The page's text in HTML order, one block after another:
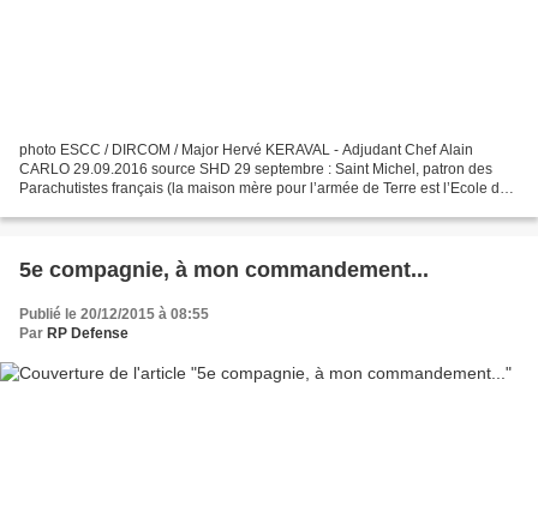
photo ESCC / DIRCOM / Major Hervé KERAVAL - Adjudant Chef Alain
CARLO 29.09.2016 source SHD 29 septembre : Saint Michel, patron des
Parachutistes français (la maison mère pour l’armée de Terre est l’Ecole des
5e compagnie, à mon commandement...
Publié le 20/12/2015 à 08:55
Par RP Defense